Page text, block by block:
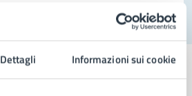
Dettagli Informazioni sui cookie